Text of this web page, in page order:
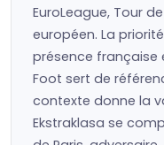
EuroLeague, Tour
européen. La
présence française
Foot sert de
contexte donne la
Ekstraklasa se